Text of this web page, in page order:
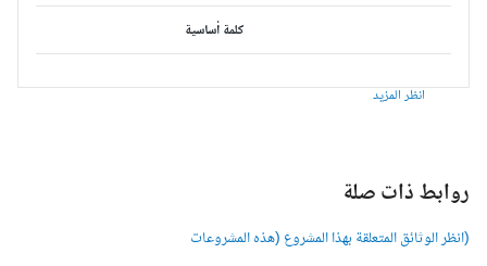
كلمة أساسية
انظر المزيد
روابط ذات صلة
(انظر الوثائق المتعلقة بهذا المشروع (هذه المشروعات